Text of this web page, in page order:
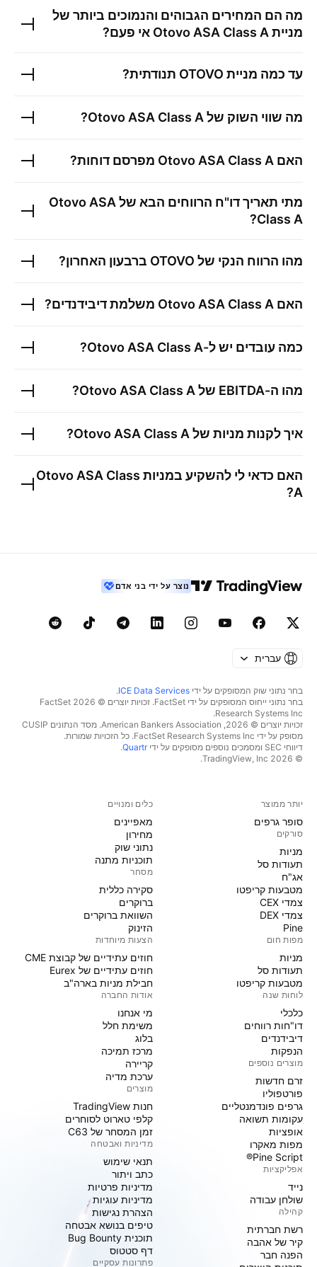
מה הם המחירים הגבוהים והנמוכים ביותר של
מניית Otovo ASA Class A אי פעם?
עד כמה מניית OTOVO תנודתית?
מה שווי השוק של Otovo ASA Class A
?
האם Otovo ASA Class A מפרסם דוחות?
מתי תאריך דו"ח הרווחים הבא של Otovo ASA
Class A
?
מהו הרווח הנקי של OTOVO ברבעון האחרון?
האם Otovo ASA Class A משלמת דיבידנדים?
כמה עובדים יש ל-Otovo ASA Class A
?
מהו ה-EBITDA של Otovo ASA Class A
?
איך לקנות מניות של Otovo ASA Class A
?
האם כדאי לי להשקיע במניות Otovo ASA Class
A
?
נוצר על ידי בני אדם
עברית
בחר נתוני שוק המסופקים על ידי ICE Data Services
.
בחר נתוני ייחוס המסופקים על ידי FactSet. זכויות יוצרים © 2026 ‏FactSet
Research Systems Inc.‏
זכויות יוצרים © 2026, ‏American Bankers Association. מסד הנתונים CUSIP
מסופק על ידי FactSet Research Systems Inc. כל הזכויות שמורות.
דיווחי SEC ומסמכים נוספים מסופקים על ידי
Quartr
.
© 2026 ‏TradingView, Inc.‏
יותר ממוצר
סופר גרפים
סורקים
מניות‏
תעודות סל
אג"ח
מטבעות קריפטו
צמדי CEX
צמדי DEX
Pine
מפות חום
מניות‏
תעודות סל
מטבעות קריפטו
לוחות שנה
כלכלי
דו"חות רווחים
דיבידנדים
הנפקות
מוצרים נוספים
זרם חדשות
פורטפוליו
גרפים פונדמנטליים
עקומות תשואה
אופציות
מפות מאקרו
Pine Script®
אפליקציות
נייד
שולחן עבודה
קהילה
רשת חברתית
קיר של אהבה
הפנה חבר
כלים ומנויים
מאפיינים
מחירון
נתוני שוק
תוכניות מתנה
מסחר
סקירה כללית
ברוקרים
השוואת ברוקרים
הזינוק
הצעות מיוחדות
חוזים עתידיים של קבוצת CME
חוזים עתידיים של Eurex
חבילת מניות בארה"ב
אודות החברה
מי אנחנו
משימת חלל
בלוג
מרכז תמיכה
קריירה
ערכת מדיה
מוצרים
חנות TradingView
קלפי טארוט לסוחרים
זמן המסחר של C63
מדיניות ואבטחה
תנאי שימוש
כתב ויתור
מדיניות פרטיות
מדיניות עוגיות
הצהרת נגישות
טיפים בנושא אבטחה
תוכנית Bug Bounty
דף סטטוס
פתרונות עסקיים